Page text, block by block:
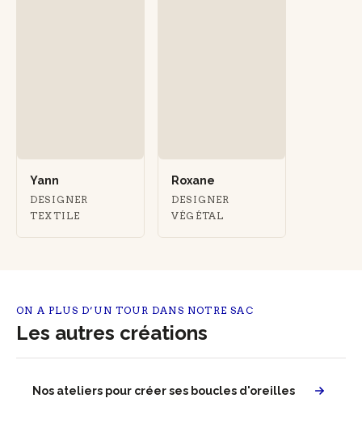
Yann
DESIGNER
TEXTILE
Roxane
DESIGNER
VÉGÉTAL
ON A PLUS D’UN TOUR DANS NOTRE SAC
Les autres créations
Nos ateliers pour créer ses boucles d'oreilles